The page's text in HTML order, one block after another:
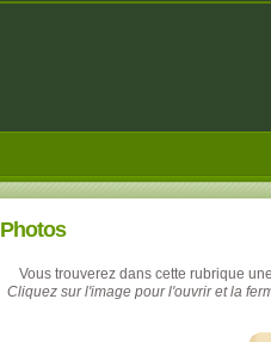
Photos
Vous trouverez dans cette rubrique
Cliquez sur l'image pour l'ouvrir et la